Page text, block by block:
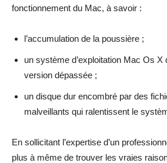
fonctionnement du Mac, à savoir :
l’accumulation de la poussière ;
un système d’exploitation Mac Os X
version dépassée ;
un disque dur encombré par des
malveillants qui ralentissent le
En sollicitant l’expertise d’un
plus à même de trouver les vraies